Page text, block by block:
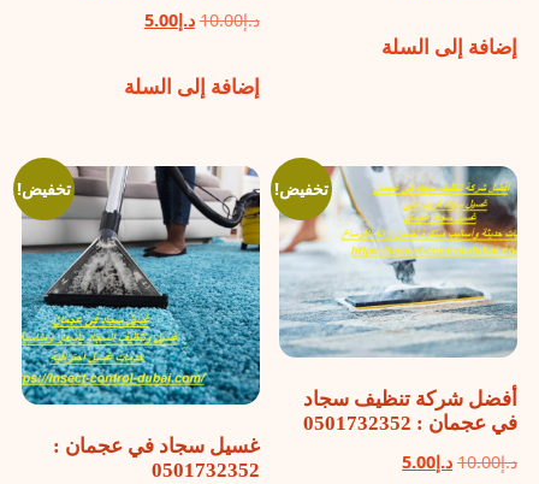
هو:
هو:
إضافة إلى السلة
د.إ10.00السعر
هو:
د.إ5.00السعر
هو:
إضافة إلى السلة
تخفيض!
أفضل شركة تنظيف سجاد
في عجمان : 0501732352
د.إ10.00 السعر
د.إ5.00السعر
تخفيض!
غسيل سجاد في عجمان :
0501732352